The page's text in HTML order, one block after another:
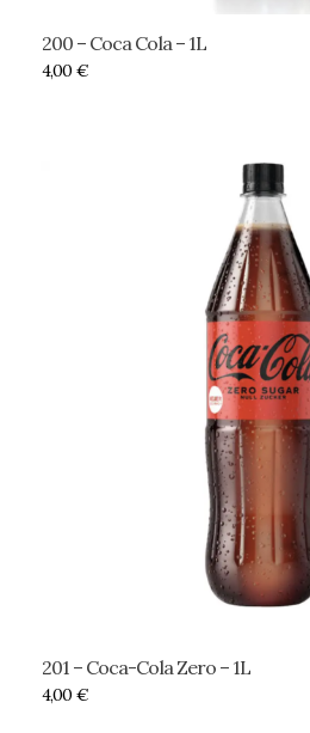
200 – Coca Cola – 1L
4,00 €
201 – Coca-Cola Zero – 1L
4,00 €